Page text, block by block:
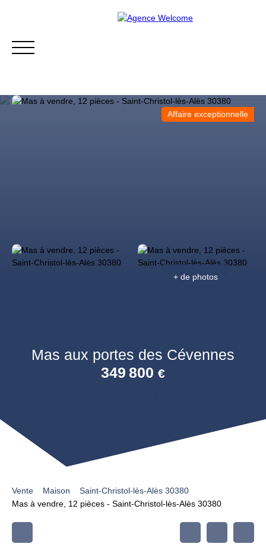
Estimation
Affaire exceptionnelle
+ de photos
Mas aux portes des Cévennes
349 800 €
Vente Maison
Saint-Christol-lès-Alès 30380
Mas à vendre, 12 pièces - Saint-Christol-lès-Alès 30380